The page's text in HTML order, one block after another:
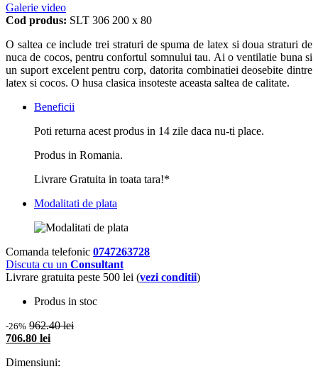
Galerie video
Cod produs: SLT 306 200 x 80
O saltea ce include trei straturi de spuma de latex si doua straturi de
nuca de cocos, pentru confortul somnului tau. Ai o ventilatie buna si
un suport excelent pentru corp, datorita combinatiei deosebite dintre
latex si cocos. O husa clasica insoteste aceasta saltea de calitate.
Beneficii
Poti returna acest produs in 14 zile daca nu-ti place.
Produs in Romania.
Livrare Gratuita in toata tara!*
Modalitati de plata
Comanda telefonic 0747263728
Discuta cu un Consultant
Livrare gratuita peste 500 lei (vezi conditii)
Produs in stoc
-26% 962.40 lei
706.80 lei
Dimensiuni: